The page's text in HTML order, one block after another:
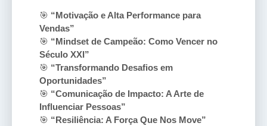
🎯 “Motivação e Alta Performance para
Vendas”
🎯 “Mindset de Campeão: Como Vencer no
Século XXI”
🎯 “Transformando Desafios em
Oportunidades”
🎯 “Comunicação de Impacto: A Arte de
Influenciar Pessoas”
🎯 “Resiliência: A Força Que Nos Move”